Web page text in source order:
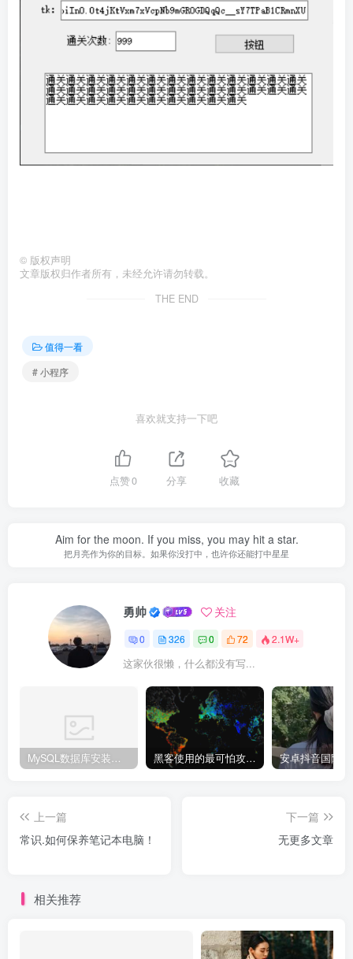
© 版权声明
文章版权归作者所有，未经允许请勿转载。
THE END
值得一看
# 小程序
喜欢就支持一下吧
点赞0 分享 收藏
Aim for the moon. If you miss, you may hit a star.
把月亮作为你的目标。如果你没打中，也许你还能打中星星
勇帅 关注
0 326 0 72 2.1W+
这家伙很懒，什么都没有写...
黑客使用的最可怕攻击手段有哪些?
上一篇
常识.如何保养笔记本电脑！
下一篇
无更多文章
相关推荐